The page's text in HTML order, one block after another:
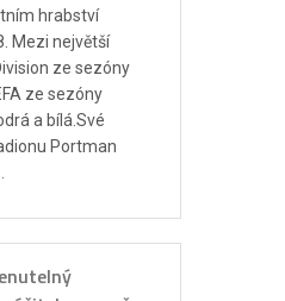
hrabství
Mezi největší
ze sezóny
ze sezóny
a bílá.Své
Portman